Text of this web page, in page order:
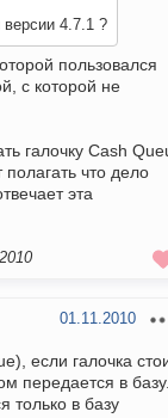
версии 4.7.1 ?
пользовался
с которой не
галочку Cash
что дело
эта
01.11.2010
если галочка
передается в
только в базу